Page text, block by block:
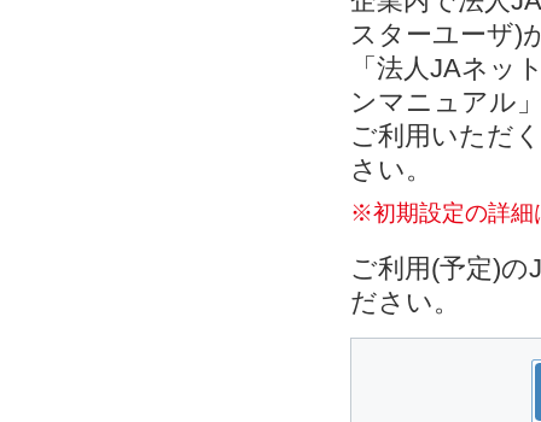
スターユーザ)
「法人JAネッ
ンマニュアル
ご利用いただ
さい。
※初期設定の詳細
ご利用(予定)
ださい。